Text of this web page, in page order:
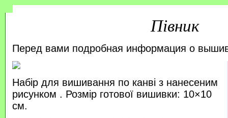
Півник
Перед вами подробная информация о
Набір для вишивання по канві з нанесеним
рисунком . Розмір готової вишивки: 10×10
см.